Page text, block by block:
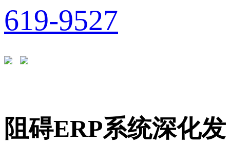
619-9527
阻碍ERP系统深化发